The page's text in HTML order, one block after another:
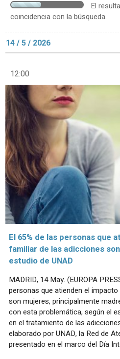
El
coincidencia con la búsqueda.
14 / 5 / 2026
12:00
El 65% de las personas que
familiar de las adicciones
estudio de UNAD
MADRID, 14 May. (EUROPA
personas que atienden el
son mujeres, principalmente
con esta problemática, según el
en el tratamiento de las
elaborado por UNAD, la Red de
presentado en el marco del Día